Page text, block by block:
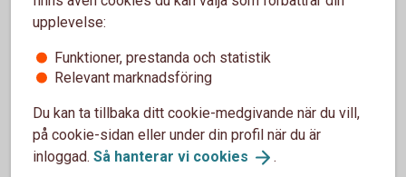
negativt sätt.
Kurs/EK
Nyckeltalet Kurs/EK betyder aktiekurs dividerat med
upplevelse:
Funktioner, prestanda och statistik
Relevant marknadsföring
Du kan ta tillbaka ditt cookie-medgivande när du vill,
på cookie-sidan eller under din profil när du är
inloggad. Så hanterar vi cookies .